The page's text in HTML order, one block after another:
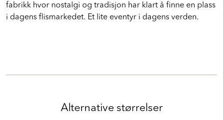
fabrikk hvor nostalgi og tradisjon har klart å finne en plass
i dagens flismarkedet. Et lite eventyr i dagens verden.
Alternative størrelser